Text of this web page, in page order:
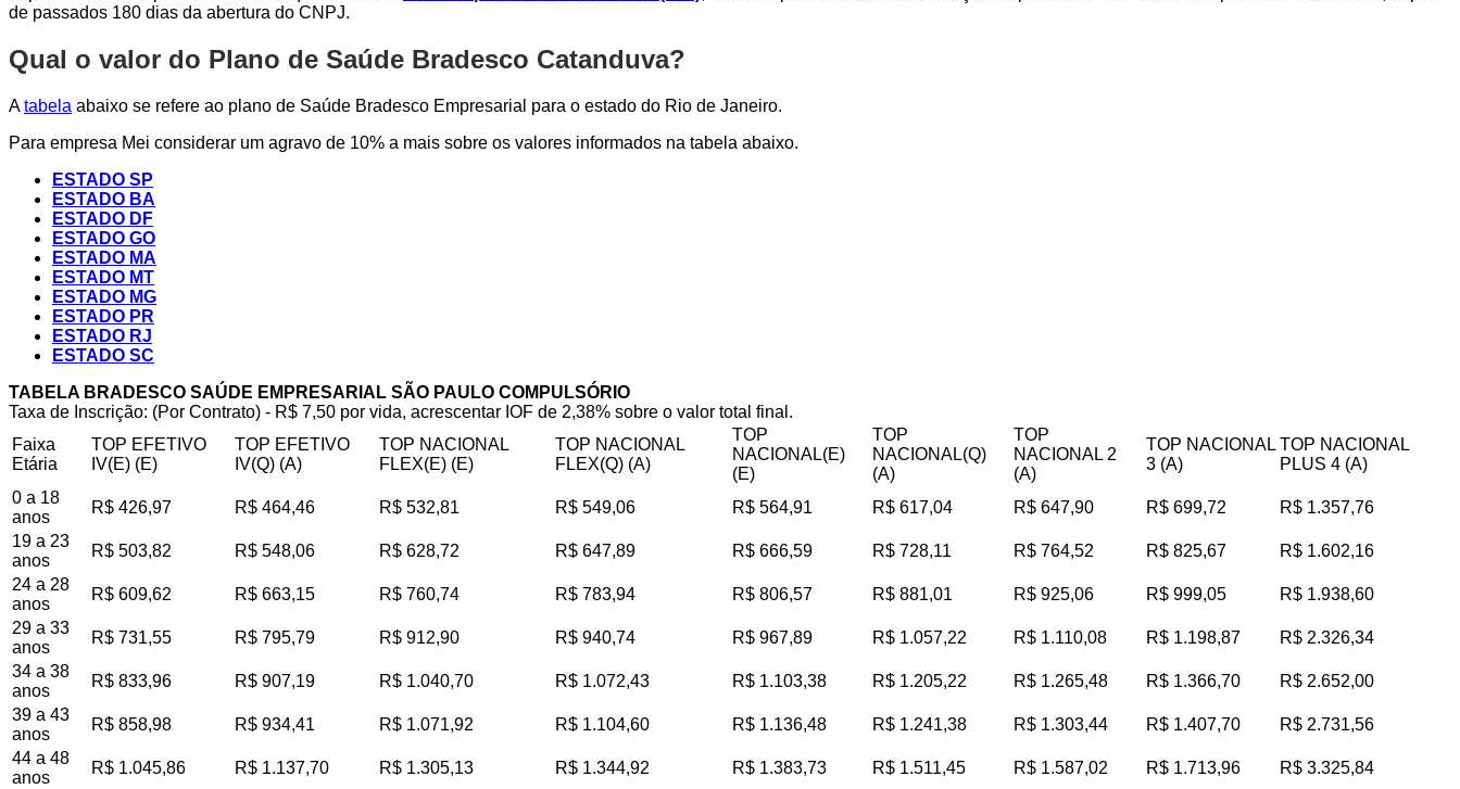
de passados 180 dias da abertura do CNPJ.
Qual o valor do Plano de Saúde Bradesco Catanduva?
Atabela abaixo se refere ao plano de Saúde Bradesco Empresarial para o estado do Rio de Janeiro.
Para empresa Mei considerar um agravo de 10% a mais sobre os valores informados na tabela abaixo.
ESTADO SP
ESTADO BA
ESTADO DF
ESTADO GO
ESTADO MA
ESTADO MT
ESTADO MG
ESTADO PR
ESTADO RJ
ESTADO SC
TABELA BRADESCO SAÚDE EMPRESARIAL SÃO PAULO COMPULSÓRIO
Taxa de Inscrição: (Por Contrato) - R$ 7,50 por vida, acrescentar IOF de 2,38% sobre o valor total final.
Faixa
Etária
TOP EFETIVO
IV(E) (E)
TOP EFETIVO
IV(Q) (A)
TOP NACIONAL
FLEX(E) (E)
TOP NACIONAL
FLEX(Q) (A)
TOP
NACIONAL(E)
(E)
TOP
NACIONAL(Q)
(A)
TOP
NACIONAL 2
(A)
TOP NACIONAL
3 (A)
TOP NACIONAL
PLUS 4 (A)
0 a 18
anos
R$ 426,97 R$ 464,46 R$ 532,81 R$ 549,06 R$ 564,91 R$ 617,04 R$ 647,90 R$ 699,72
R$ 1.357,76
19 a 23
anos
R$ 503,82 R$ 548,06 R$ 628,72 R$ 647,89 R$ 666,59 R$ 728,11 R$ 764,52 R$ 825,67
R$ 1.602,16
24 a 28
anos
R$ 609,62 R$ 663,15 R$ 760,74 R$ 783,94 R$ 806,57 R$ 881,01 R$ 925,06 R$ 999,05
R$ 1.938,60
29 a 33
anos
R$ 731,55 R$ 795,79 R$ 912,90 R$ 940,74 R$ 967,89 R$ 1.057,22 R$ 1.110,08 R$ 1.198,87
R$ 2.326,34
34 a 38
anos
R$ 833,96 R$ 907,19 R$ 1.040,70 R$ 1.072,43 R$ 1.103,38 R$ 1.205,22 R$ 1.265,48 R$ 1.366,70
R$ 2.652,00
39 a 43
anos
R$ 858,98 R$ 934,41 R$ 1.071,92 R$ 1.104,60 R$ 1.136,48 R$ 1.241,38 R$ 1.303,44 R$ 1.407,70
R$ 2.731,56
44 a 48
anos
R$ 1.045,86 R$ 1.137,70 R$ 1.305,13 R$ 1.344,92 R$ 1.383,73 R$ 1.511,45 R$ 1.587,02 R$ 1.713,96
R$ 3.325,84